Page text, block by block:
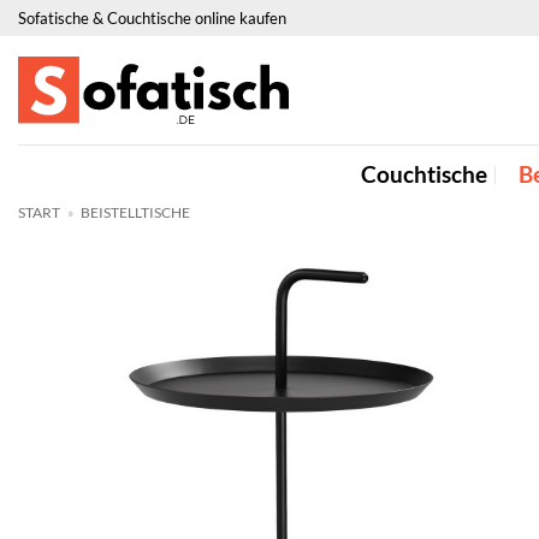
Zum
springen
Sofatische & Couchtische online kaufen
Couchtische
START » BEISTELLTISCHE